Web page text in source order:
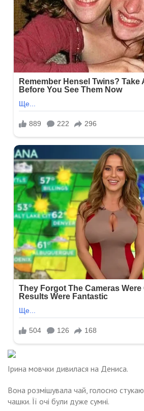
Ірина мовчки дивилася на Дениса.
Вона розмішувала чай, голосно
чашки. Її очі були дуже сумні.